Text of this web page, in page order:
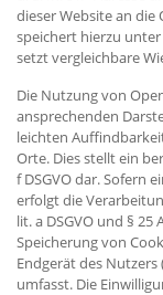
dieser Website an
speichert hierzu
setzt vergleichbare
Die Nutzung von
ansprechenden
leichten
Orte. Dies stellt ein
f DSGVO dar. Sofern
erfolgt die
lit. a DSGVO und § 25
Speicherung von
Endgerät des Nutzers
umfasst. Die